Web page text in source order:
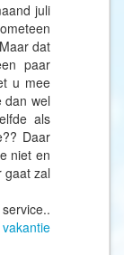
juli
dat
paar
u mee
dan wel
als
Daar
niet en
gaat zal